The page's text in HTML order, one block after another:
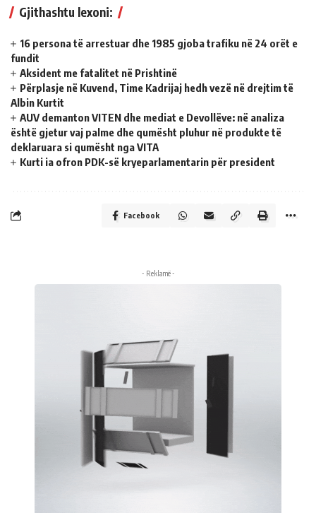
Gjithashtu lexoni:
16 persona të arrestuar dhe 1985 gjoba trafiku në 24 orët e
fundit
Aksident me fatalitet në Prishtinë
Përplasje në Kuvend, Time Kadrijaj hedh vezë në drejtim të
Albin Kurtit
AUV demanton VITEN dhe mediat e Devollëve: në analiza
është gjetur vaj palme dhe qumësht pluhur në produkte të
deklaruara si qumësht nga VITA
Kurti ia ofron PDK-së kryeparlamentarin për president
Facebook
- Reklamë -